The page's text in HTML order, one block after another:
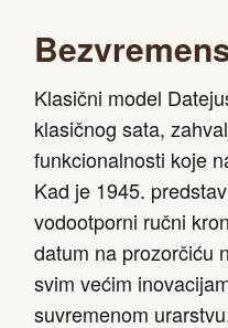
Klasični model
klasičnog sata,
funkcionalnosti koje
Kad je 1945.
vodootporni ručni
datum na prozorčiću
svim većim
suvremenom